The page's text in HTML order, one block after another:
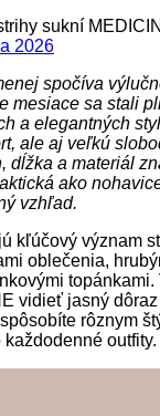
2026
spočíva
mesiace sa stali
a elegantných
ale aj veľkú
dĺžka a materiál
ako
vzhľad.
kľúčový význam
oblečenia,
topánkami.
vidieť jasný
rôznym
outfity.